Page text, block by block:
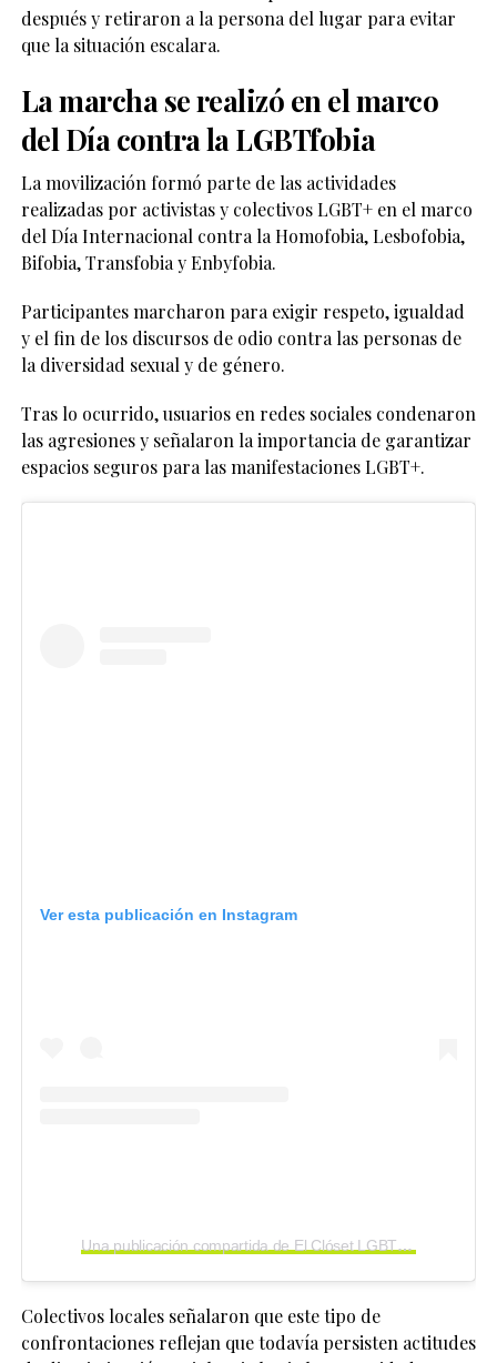
después y retiraron a la persona del lugar para evitar
que la situación escalara.
La marcha se realizó en el marco
del Día contra la LGBTfobia
La movilización formó parte de las actividades
realizadas por activistas y colectivos LGBT+ en el marco
del Día Internacional contra la Homofobia, Lesbofobia,
Bifobia, Transfobia y Enbyfobia.
Participantes marcharon para exigir respeto, igualdad
y el fin de los discursos de odio contra las personas de
la diversidad sexual y de género.
Tras lo ocurrido, usuarios en redes sociales condenaron
las agresiones y señalaron la importancia de garantizar
espacios seguros para las manifestaciones LGBT+.
Ver esta publicación en Instagram
Una publicación compartida de El Clóset LGBT (@elclosetlgbt)
Colectivos locales señalaron que este tipo de
confrontaciones reflejan que todavía persisten actitudes